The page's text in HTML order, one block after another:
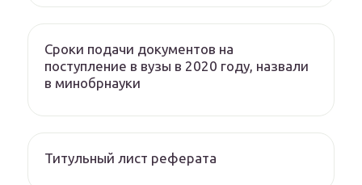
Сроки подачи документов на
поступление в вузы в 2020 году, назвали
в минобрнауки
Титульный лист реферата